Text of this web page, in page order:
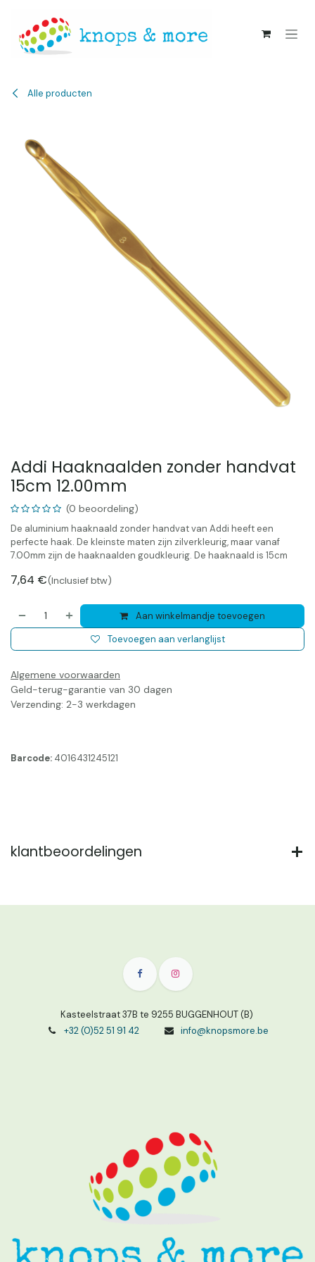
Alle producten
Addi Haaknaalden zonder handvat
15cm 12.00mm
(0 beoordeling)
De aluminium haaknaald zonder handvat van Addi heeft een
perfecte haak. De kleinste maten zijn zilverkleurig, maar vanaf
7.00mm zijn de haaknaalden goudkleurig. De haaknaald is 15cm
7,64 €(Inclusief btw)
Aan winkelmandje toevoegen
Toevoegen aan verlanglijst
Algemene voorwaarden
Geld-terug-garantie van 30 dagen
Verzending: 2-3 werkdagen
Barcode: 4016431245121
klantbeoordelingen
Kasteelstraat 37B te 9255 BUGGENHOUT (B)
+32 (0)52 51 91 42
info@knopsmore.be